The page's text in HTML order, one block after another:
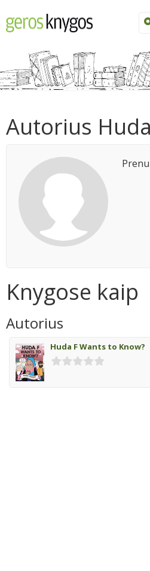
Autorius
Knygose kaip
Autorius
Huda F Wants to Know?